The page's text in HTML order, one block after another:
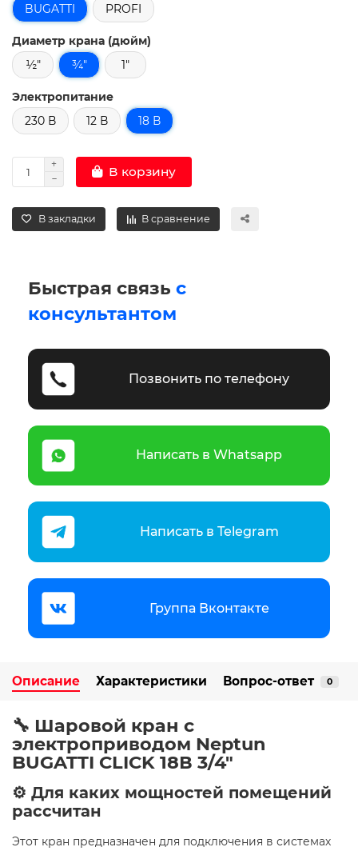
BUGATTI
PROFI
Диаметр крана (дюйм)
½"
¾" 1"
Электропитание
230 В
12 В 18 В
В корзину
В закладки В сравнение
Быстрая связь с
консультантом
Позвонить по телефону
Написать в Whatsapp
Написать в Telegram
Группа Вконтакте
Описание Характеристики Вопрос-ответ 0
🔧 Шаровой кран с
электроприводом Neptun
BUGATTI CLICK 18В 3/4"
⚙️ Для каких мощностей помещений
рассчитан
Этот кран предназначен для подключения в системах